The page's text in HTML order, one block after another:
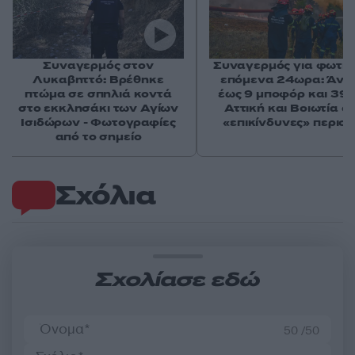
Σχόλια
Σχολίασε εδώ
50 /50
Συναγερμός στον
Λυκαβηττό: Βρέθηκε
πτώμα σε σπηλιά κοντά
στο εκκλησάκι των Αγίων
Ισιδώρων - Φωτογραφίες
από το σημείο
Συναγερμός για
επόμενα 24ωρα:
έως 9 μποφόρ και
Αττική και Βοιωτία
«επικίνδυνες»